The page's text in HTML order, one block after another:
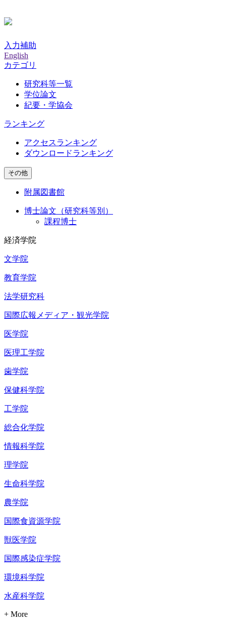
入力補助
English
カテゴリ
研究科等一覧
学位論文
紀要・学協会
ランキング
アクセスランキング
ダウンロードランキング
その他
附属図書館
博士論文（研究科等別）
課程博士
経済学院
文学院
教育学院
法学研究科
国際広報メディア・観光学院
医学院
医理工学院
歯学院
保健科学院
工学院
総合化学院
情報科学院
理学院
生命科学院
農学院
国際食資源学院
獣医学院
国際感染症学院
環境科学院
水産科学院
+ More